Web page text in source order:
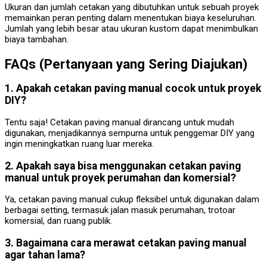
Ukuran dan jumlah cetakan yang dibutuhkan untuk sebuah proyek
memainkan peran penting dalam menentukan biaya keseluruhan.
Jumlah yang lebih besar atau ukuran kustom dapat menimbulkan
biaya tambahan.
FAQs (Pertanyaan yang Sering Diajukan)
1. Apakah cetakan paving manual cocok untuk proyek
DIY?
Tentu saja! Cetakan paving manual dirancang untuk mudah
digunakan, menjadikannya sempurna untuk penggemar DIY yang
ingin meningkatkan ruang luar mereka.
2. Apakah saya bisa menggunakan cetakan paving
manual untuk proyek perumahan dan komersial?
Ya, cetakan paving manual cukup fleksibel untuk digunakan dalam
berbagai setting, termasuk jalan masuk perumahan, trotoar
komersial, dan ruang publik.
3. Bagaimana cara merawat cetakan paving manual
agar tahan lama?